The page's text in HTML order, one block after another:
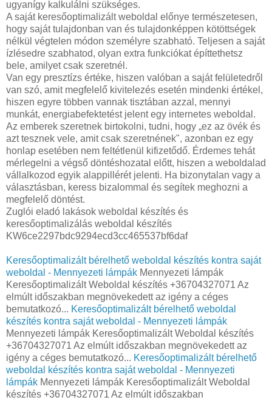
ugyanígy kalkulálni szükséges.
A saját keresőoptimalizált weboldal előnye természetesen,
hogy saját tulajdonban van és tulajdonképpen kötöttségek
nélkül végtelen módon személyre szabható. Teljesen a saját
ízlésedre szabhatod, olyan extra funkciókat építtethetsz
bele, amilyet csak szeretnél.
Van egy presztízs értéke, hiszen valóban a saját felületedről
van szó, amit megfelelő kivitelezés esetén mindenki értékel,
hiszen egyre többen vannak tisztában azzal, mennyi
munkát, energiabefektetést jelent egy internetes weboldal.
Az emberek szeretnek birtokolni, tudni, hogy „ez az övék és
azt tesznek vele, amit csak szeretnének", azonban ez egy
honlap esetében nem feltétlenül kifizetődő. Érdemes tehát
mérlegelni a végső döntéshozatal előtt, hiszen a weboldalad
vállalkozod egyik alappillérét jelenti. Ha bizonytalan vagy a
választásban, keress bizalommal és segítek meghozni a
megfelelő döntést.
Zuglói eladó lakások weboldal készítés és
keresőoptimalizálás weboldal készítés
KW6ce2297bdc9294ecd3cc465537bf6daf
Keresőoptimalizált bérelhető weboldal készítés kontra saját
weboldal - Mennyezeti lámpák Mennyezeti lámpák
Keresőoptimalizált Weboldal készítés +36704327071 Az
elmúlt időszakban megnövekedett az igény a céges
bemutatkozó... Keresőoptimalizált bérelhető weboldal
készítés kontra saját weboldal - Mennyezeti lámpák
Mennyezeti lámpák Keresőoptimalizált Weboldal készítés
+36704327071 Az elmúlt időszakban megnövekedett az
igény a céges bemutatkozó... Keresőoptimalizált bérelhető
weboldal készítés kontra saját weboldal - Mennyezeti
lámpák Mennyezeti lámpák Keresőoptimalizált Weboldal
készítés +36704327071 Az elmúlt időszakban